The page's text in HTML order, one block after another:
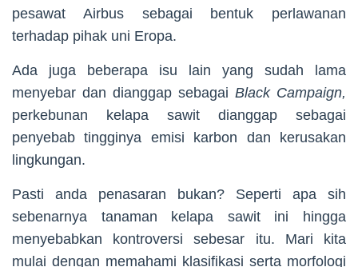
pesawat Airbus sebagai bentuk perlawanan
terhadap pihak uni Eropa.
Ada juga beberapa isu lain yang sudah lama
menyebar dan dianggap sebagai Black Campaign,
perkebunan kelapa sawit dianggap sebagai
penyebab tingginya emisi karbon dan kerusakan
lingkungan.
Pasti anda penasaran bukan? Seperti apa sih
sebenarnya tanaman kelapa sawit ini hingga
menyebabkan kontroversi sebesar itu. Mari kita
mulai dengan memahami klasifikasi serta morfologi